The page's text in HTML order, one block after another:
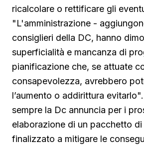
ricalcolare o rettificare gli
"L'amministrazione -
consiglieri della DC, hanno
superficialità e mancanza di
pianificazione che, se attuate
consapevolezza, avrebbero
l’aumento o addirittura
sempre la Dc annuncia per i
elaborazione di un pacchetto
finalizzato a mitigare le